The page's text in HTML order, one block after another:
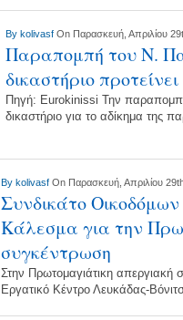
By kolivasf On Παρασκευή, Απριλίου
Παραπομπή του Ν.
δικαστήριο
Πηγή: Eurokinissi Την
δικαστήριο για το αδίκημα της
By kolivasf On Παρασκευή, Απριλίου
Συνδικάτο
Κάλεσμα για την
συγκέντρωση
Στην Πρωτομαγιάτικη απεργιακή
Εργατικό Κέντρο Λευκάδας-